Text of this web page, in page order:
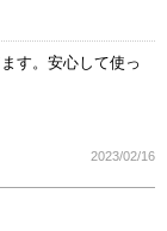
す。安心して使っ
2023/02/16